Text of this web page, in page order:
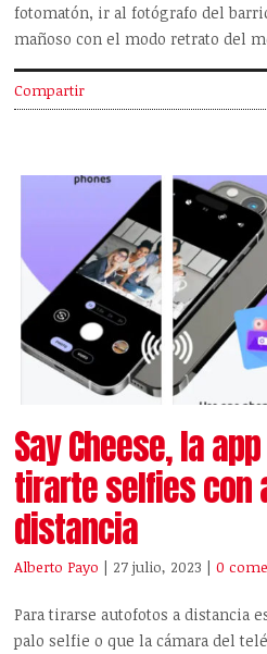
fotomatón, ir al fotógrafo del
mañoso con el modo retrato del
Compartir
Say Cheese, la
tirarte selfies con
distancia
Alberto Payo | 27 julio, 2023 |0
Para tirarse autofotos a distancia
palo selfie o que la cámara del